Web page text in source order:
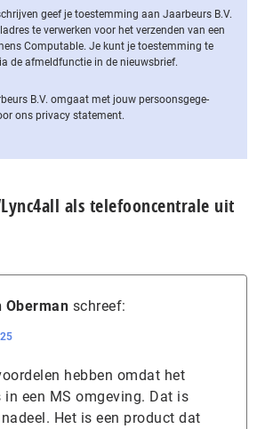
geef je toestemming aan Jaarbeurs B.V.
te verwerken voor het verzenden van een
Computable. Je kunt je toestemming te
de af­meld­func­tie in de nieuwsbrief.
B.V. omgaat met jouw per­soons­ge­ge­
ons privacy statement.
als telefooncentrale uit
Oberman schreef:
hebben omdat het
in een MS omgeving. Dat is
Het is een product dat